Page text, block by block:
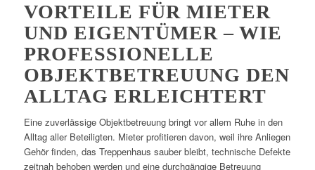
VORTEILE FÜR MIETER
UND EIGENTÜMER – WIE
PROFESSIONELLE
OBJEKTBETREUUNG DEN
ALLTAG ERLEICHTERT
Eine zuverlässige Objektbetreuung bringt vor allem Ruhe in den
Alltag aller Beteiligten. Mieter profitieren davon, weil ihre Anliegen
Gehör finden, das Treppenhaus sauber bleibt, technische Defekte
zeitnah behoben werden und eine durchgängige Betreuung